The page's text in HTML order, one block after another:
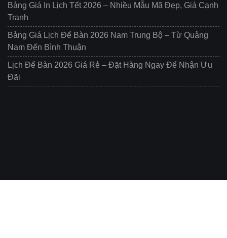
Bảng Giá In Lịch Tết 2026 – Nhiều Mẫu Mã Đẹp, Giá Cạnh
Tranh
Bảng Giá Lịch Để Bàn 2026 Nam Trung Bộ – Từ Quảng
Nam Đến Bình Thuận
Lịch Để Bàn 2026 Giá Rẻ – Đặt Hàng Ngay Để Nhận Ưu
Đãi